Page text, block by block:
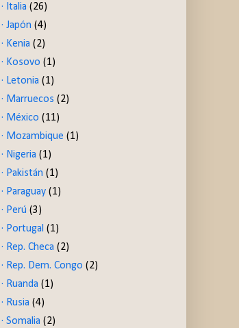
· Italia (26)
· Japón (4)
· Kenia (2)
· Kosovo (1)
· Letonia (1)
· Marruecos (2)
· México (11)
· Mozambique (1)
· Nigeria (1)
· Pakistán (1)
· Paraguay (1)
· Perú (3)
· Portugal (1)
· Rep. Checa (2)
· Rep. Dem. Congo (2)
· Ruanda (1)
· Rusia (4)
· Somalia (2)